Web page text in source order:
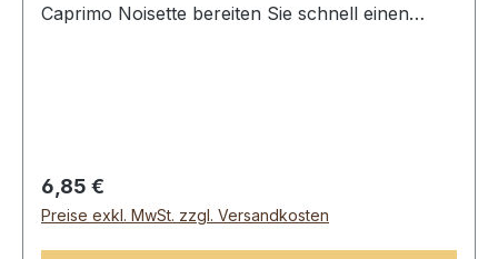
Caprimo Noisette bereiten Sie schnell einen
Regulärer Preis:
6,85 €
Preise exkl. MwSt. zzgl. Versandkosten